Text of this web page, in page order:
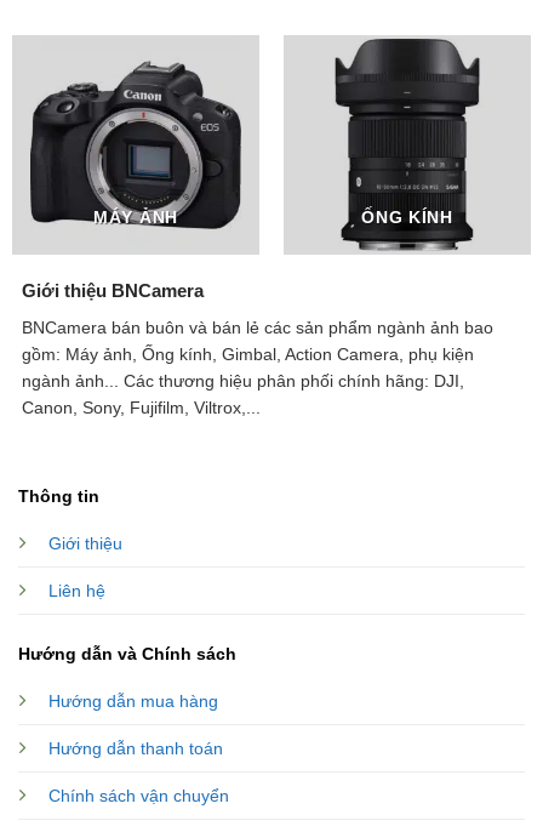
MÁY ẢNH ỐNG KÍNH
Giới thiệu BNCamera
BNCamera bán buôn và bán lẻ các sản phẩm ngành ảnh bao
gồm: Máy ảnh, Ống kính, Gimbal, Action Camera, phụ kiện
ngành ảnh...
Các thương hiệu phân phối chính hãng: DJI,
Canon, Sony, Fujifilm, Viltrox,...
Thông tin
Giới thiệu
Liên hệ
Hướng dẫn và Chính sách
Hướng dẫn mua hàng
Hướng dẫn thanh toán
Chính sách vận chuyển